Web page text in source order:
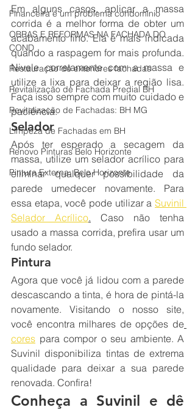
Financeira é um problema condomínio
OBRAS E REFORMAS NA FACHADA DO
COND
Restauração de exteriores fachadas
Revitalização de Fachada Predial BH
Revitalização de Fachadas: BH MG
Limpeza de Fachadas em BH
Renovo Pinturas Belo Horizonte
Pintura Externa: Belo Horizonte
Em alguns casos, aplicar a massa
corrida é a melhor forma de obter um
acabamento fino. Ela é mais indicada
quando a raspagem for mais profunda.
Nivele corretamente com a massa e
utilize a lixa para deixar a região lisa.
Faça isso sempre com muito cuidado e
paciência.
Selador
Após ter esperado a secagem da
massa, utilize um selador acrílico para
eliminar qualquer possibilidade da
parede umedecer novamente. Para
essa etapa, você pode utilizar a Suvinil
Selador Acrílico. Caso não tenha
usado a massa corrida, prefira usar um
fundo selador.
Pintura
Agora que você já lidou com a parede
descascando a tinta, é hora de pintá-la
novamente. Visitando o nosso site,
você encontra milhares de opções de
cores para compor o seu ambiente. A
Suvinil disponibiliza tintas de extrema
qualidade para deixar a sua parede
renovada. Confira!
Conheça a Suvinil e dê